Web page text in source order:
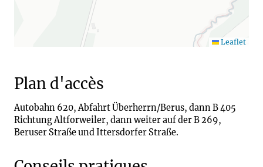
Leaflet
Plan d'accès
Autobahn 620, Abfahrt Überherrn/Berus, dann B 405
Richtung Altforweiler, dann weiter auf der B 269,
Beruser Straße und Ittersdorfer Straße.